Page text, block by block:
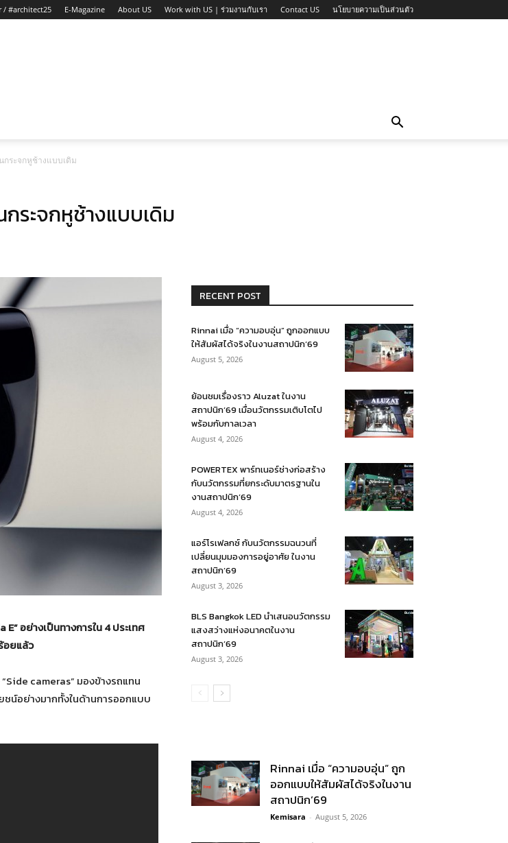
/ #architect25 E-Magazine About US Work with US | ร่วมงานกับเรา Contact US นโยบายความเป็นส่วนตัว
กระจกหูช้างแบบเดิม
กระจกหูช้างแบบเดิม
E”อย่างเป็นทางการใน 4 ประเทศ
อยแล้ว
cameras” มองข้างรถแทน
น์อย่างมากทั้งในด้านการออกแบบ
RECENT POST
Rinnai เมื่อ “ความอบอุ่น” ถูกออกแบบ
ให้สัมผัสได้จริงในงานสถาปนิก’69
August 5, 2026
ย้อนชมเรื่องราว Aluzat ในงาน
สถาปนิก’69 เมื่อนวัตกรรมเติบโตไป
พร้อมกับกาลเวลา
August 4, 2026
POWERTEX พาร์ทเนอร์ช่างก่อสร้าง
กับนวัตกรรมที่ยกระดับมาตรฐานใน
งานสถาปนิก’69
August 4, 2026
แอร์โรเฟลกซ์ กับนวัตกรรมฉนวนที่
เปลี่ยนมุมมองการอยู่อาศัย ในงาน
สถาปนิก’69
August 3, 2026
BLS Bangkok LED นำเสนอนวัตกรรม
แสงสว่างแห่งอนาคตในงาน
สถาปนิก’69
August 3, 2026
Rinnai เมื่อ “ความอบอุ่น” ถูก
ออกแบบให้สัมผัสได้จริงในงาน
สถาปนิก’69
Kemisara - August 5, 2026